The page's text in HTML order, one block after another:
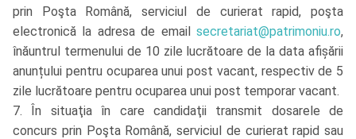
prin Poşta Română, serviciul de curierat rapid, poşta
electronică la adresa de email secretariat@patrimoniu.ro,
înăuntrul termenului de 10 zile lucrătoare de la data afișării
anunțului pentru ocuparea unui post vacant, respectiv de 5
zile lucrătoare pentru ocuparea unui post temporar vacant.
7. În situaţia în care candidaţii transmit dosarele de
concurs prin Poşta Română, serviciul de curierat rapid sau